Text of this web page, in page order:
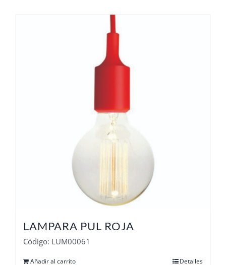
LAMPARA PUL ROJA
Código: LUM00061
Añadir al carrito Detalles